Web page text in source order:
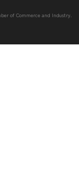
of Commerce and Industry.